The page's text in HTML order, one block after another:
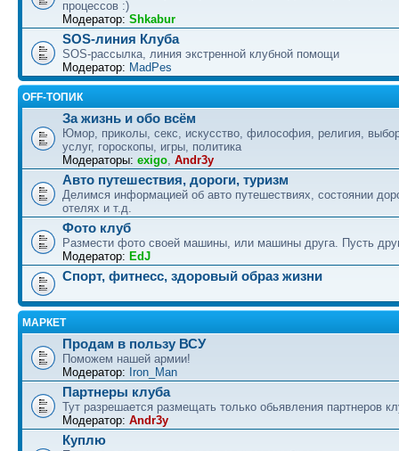
процессов :)
Модератор: Shkabur
SOS-линия Клуба
SOS-рассылка, линия экстренной клубной помощи
Модератор: MadPes
OFF-ТОПИК
За жизнь и обо всём
Юмор, приколы, секс, искусство, философия, религия,
услуг, гороскопы, игры, политика
Модераторы: exigo, Andr3y
Авто путешествия, дороги, туризм
Делимся информацией об авто путешествиях, состоянии
отелях и т.д.
Фото клуб
Размести фото своей машины, или машины друга. Пусть
Модератор: EdJ
Спорт, фитнесс, здоровый образ жизни
МАРКЕТ
Продам в пользу ВСУ
Поможем нашей армии!
Модератор: Iron_Man
Партнеры клуба
Тут разрешается размещать только обьявления партнеров
Модератор: Andr3y
Куплю